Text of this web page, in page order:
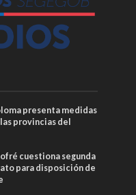
presenta medidas
provincias del
cuestiona segunda
para disposición de